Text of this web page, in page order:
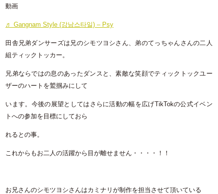
動画
♬ Gangnam Style (강남스타일) – Psy
田舎兄弟ダンサーズは兄のシモツヨシさん、弟のてっちゃんさんの二人
組ティックトッカー。
兄弟ならではの息のあったダンスと、素敵な笑顔でティックトックユー
ザーのハートを鷲掴みにして
います。今後の展望としてはさらに活動の幅を広げTikTokの公式イベン
トへの参加を目標にしておら
れるとの事。
これからもお二人の活躍から目が離せません・・・・！！
お兄さんのシモツヨシさんはカミナリが制作を担当させて頂いている